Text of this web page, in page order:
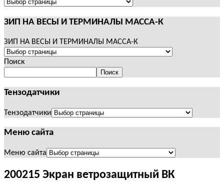
ЗИП НА ВЕСЫ И ТЕРМИНАЛЫ МАССА-К
ЗИП НА ВЕСЫ И ТЕРМИНАЛЫ МАССА-К
Поиск
Поиск
Тензодатчики
Тензодатчики
Меню сайта
Меню сайта
200215 Экран ветрозащитный ВК